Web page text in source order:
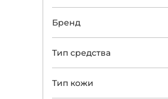
Бренд
Тип средства
Тип кожи